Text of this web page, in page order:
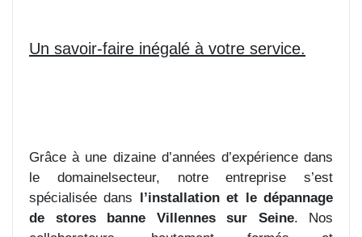
Un savoir-faire inégalé à votre service.
Grâce à une dizaine d’années d’expérience dans
le domainelsecteur, notre entreprise s’est
spécialisée dans l’installation et le dépannage
de stores banne Villennes sur Seine. Nos